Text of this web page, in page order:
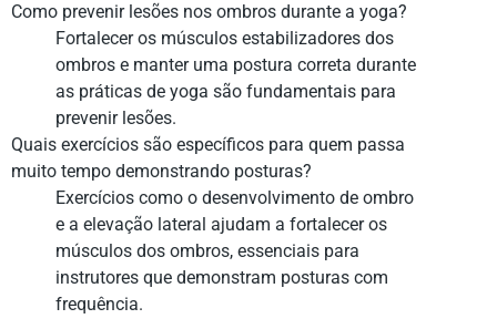
Como prevenir lesões nos ombros durante a yoga?
Fortalecer os músculos estabilizadores dos
ombros e manter uma postura correta durante
as práticas de yoga são fundamentais para
prevenir lesões.
Quais exercícios são específicos para quem passa
muito tempo demonstrando posturas?
Exercícios como o desenvolvimento de ombro
e a elevação lateral ajudam a fortalecer os
músculos dos ombros, essenciais para
instrutores que demonstram posturas com
frequência.